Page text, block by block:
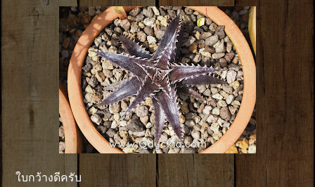
ใบกว้างดีครับ